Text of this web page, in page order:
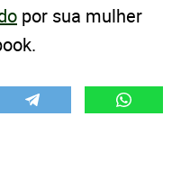
por sua mulher